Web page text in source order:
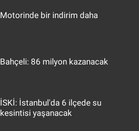
Motorinde bir indirim daha
Bahçeli: 86 milyon kazanacak
İSKİ: İstanbul'da 6 ilçede su
kesintisi yaşanacak